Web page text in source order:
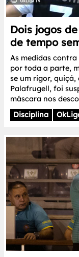
Dois jogos
de tempo
As medidas
por toda a parte,
se um rigor,
Palafrugell, foi
máscara nos
Disciplina